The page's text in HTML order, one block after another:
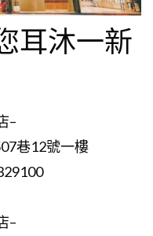
耳沐一新
–
巷12號一樓
–